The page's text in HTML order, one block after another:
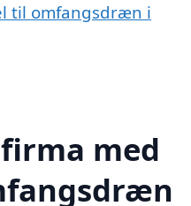
til omfangsdræn i
med